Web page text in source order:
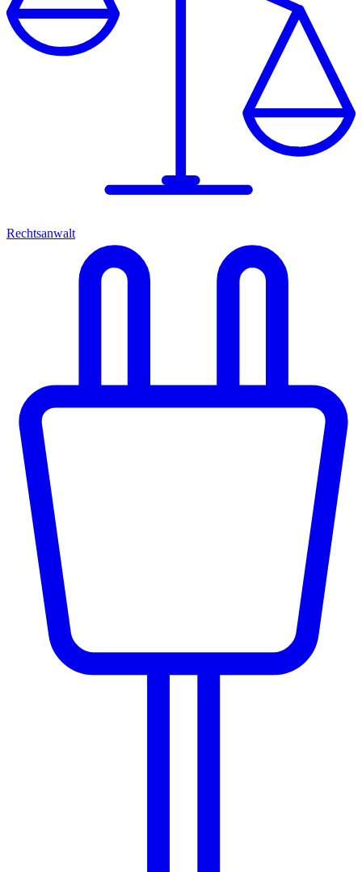
Rechtsanwalt